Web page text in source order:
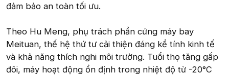
đảm bảo an toàn tối ưu.
Theo Hu Meng, phụ trách phần cứng máy bay
Meituan, thế hệ thứ tư cải thiện đáng kể tính kinh tế
và khả năng thích nghi môi trường. Tuổi thọ tăng gấp
đôi, máy hoạt động ổn định trong nhiệt độ từ -20°C